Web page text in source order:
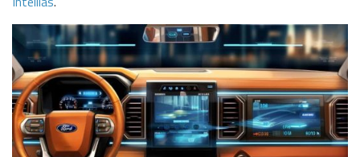
Storage
Wireless
Informação